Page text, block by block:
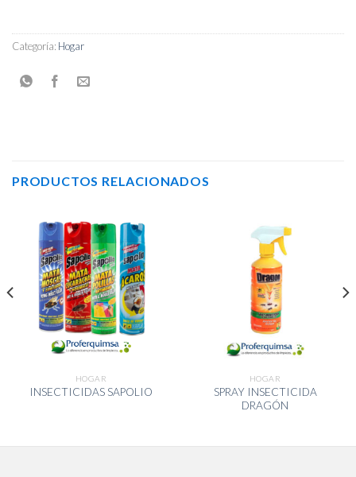
Categoría: Hogar
PRODUCTOS RELACIONADOS
HOGAR
INSECTICIDAS SAPOLIO
HOGAR
SPRAY INSECTICIDA
DRAGÓN